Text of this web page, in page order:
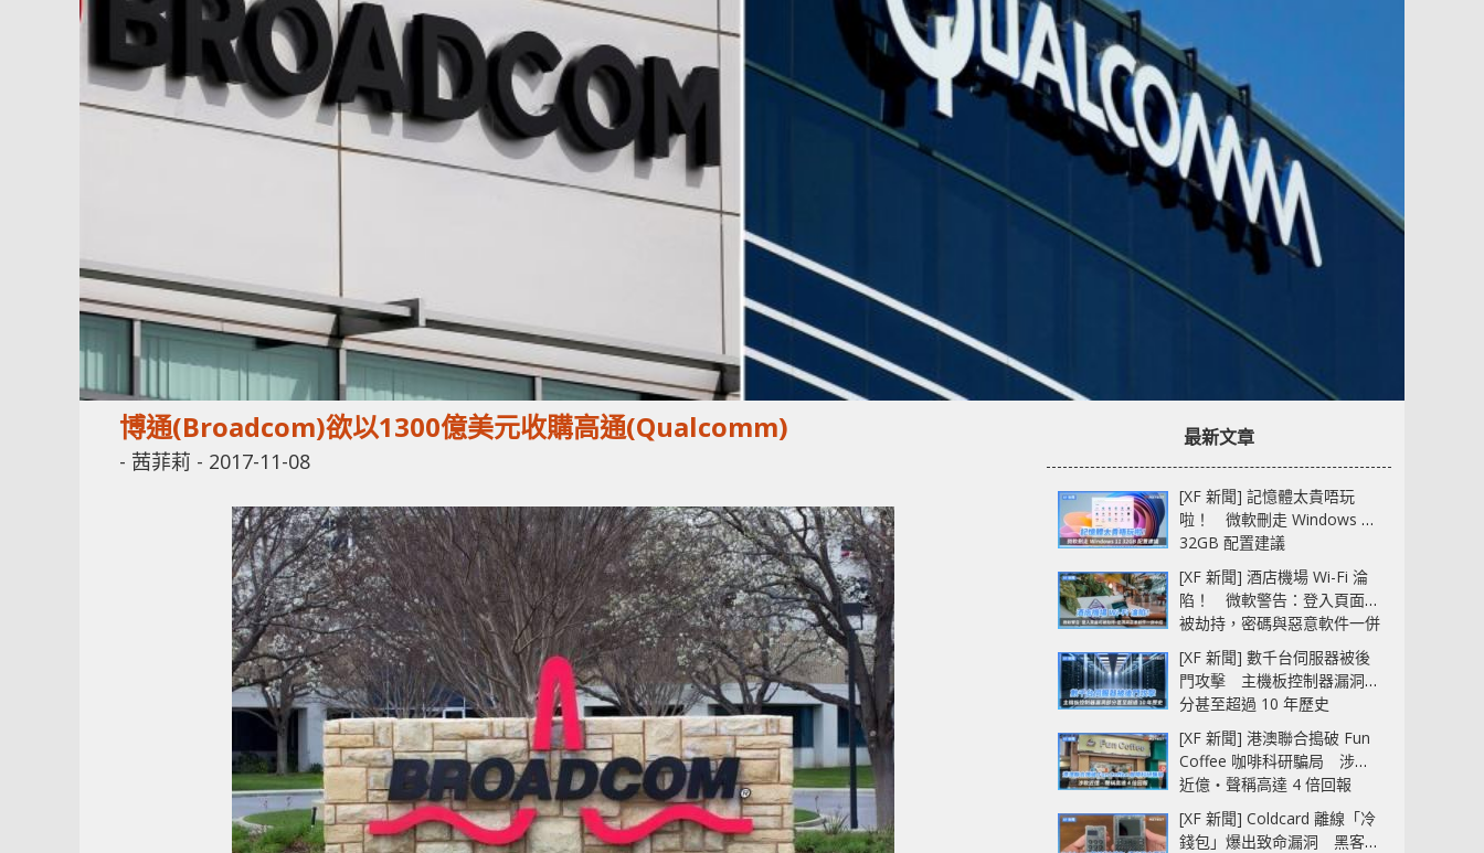
博通(Broadcom)欲以1300億美元收購高通(Qualcomm)
- 茜菲莉 - 2017-11-08
最新文章
[XF 新聞] 記憶體太貴唔玩
啦！ 微軟刪走 Windows 11
32GB 配置建議
[XF 新聞] 酒店機場 Wi-Fi 淪
陷！ 微軟警告：登入頁面可
被劫持，密碼與惡意軟件一併
中招
[XF 新聞] 數千台伺服器被後
門攻擊 主機板控制器漏洞部
分甚至超過 10 年歷史
[XF 新聞] 港澳聯合搗破 Fun
Coffee 咖啡科研騙局 涉款
近億‧聲稱高達 4 倍回報
[XF 新聞] Coldcard 離線「冷
錢包」爆出致命漏洞 黑客已